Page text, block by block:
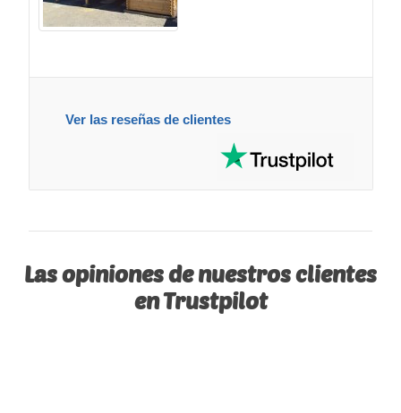
Ver las reseñas de clientes
Las opiniones de nuestros clientes
en Trustpilot